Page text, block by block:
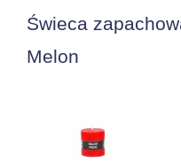
Świeca
Melon